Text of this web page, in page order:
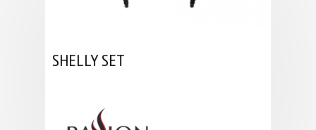
SHELLY SET